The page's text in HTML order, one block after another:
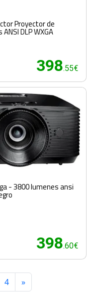
Proyector de
DLP WXGA
398.55€
ansi
altavoz 10w - negro
398.60€
4 »